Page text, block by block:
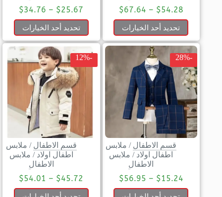
$54.28
–
$67.64
تحديد أحد الخيارات
$25.67
–
$34.76
تحديد أحد الخيارات
-28%
قسم الاطفال / ملابس
اطفال اولاد / ملابس
الاطفال
$15.24
–
$56.95
-12%
قسم الاطفال / ملابس
اطفال اولاد / ملابس
الاطفال
$45.72
–
$54.01